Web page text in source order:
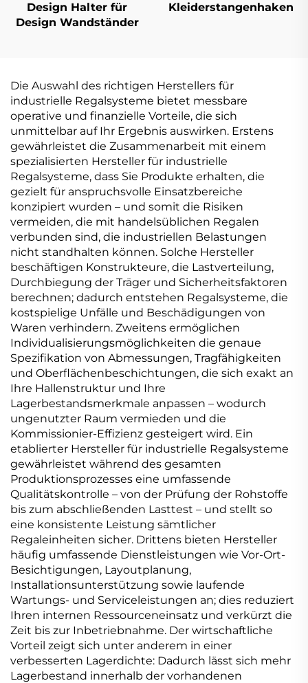
Design Halter für
Design Wandständer
Kleiderstangenhaken
Die Auswahl des richtigen Herstellers für
industrielle Regalsysteme bietet messbare
operative und finanzielle Vorteile, die sich
unmittelbar auf Ihr Ergebnis auswirken. Erstens
gewährleistet die Zusammenarbeit mit einem
spezialisierten Hersteller für industrielle
Regalsysteme, dass Sie Produkte erhalten, die
gezielt für anspruchsvolle Einsatzbereiche
konzipiert wurden – und somit die Risiken
vermeiden, die mit handelsüblichen Regalen
verbunden sind, die industriellen Belastungen
nicht standhalten können. Solche Hersteller
beschäftigen Konstrukteure, die Lastverteilung,
Durchbiegung der Träger und Sicherheitsfaktoren
berechnen; dadurch entstehen Regalsysteme, die
kostspielige Unfälle und Beschädigungen von
Waren verhindern. Zweitens ermöglichen
Individualisierungsmöglichkeiten die genaue
Spezifikation von Abmessungen, Tragfähigkeiten
und Oberflächenbeschichtungen, die sich exakt an
Ihre Hallenstruktur und Ihre
Lagerbestandsmerkmale anpassen – wodurch
ungenutzter Raum vermieden und die
Kommissionier-Effizienz gesteigert wird. Ein
etablierter Hersteller für industrielle Regalsysteme
gewährleistet während des gesamten
Produktionsprozesses eine umfassende
Qualitätskontrolle – von der Prüfung der Rohstoffe
bis zum abschließenden Lasttest – und stellt so
eine konsistente Leistung sämtlicher
Regaleinheiten sicher. Drittens bieten Hersteller
häufig umfassende Dienstleistungen wie Vor-Ort-
Besichtigungen, Layoutplanung,
Installationsunterstützung sowie laufende
Wartungs- und Serviceleistungen an; dies reduziert
Ihren internen Ressourceneinsatz und verkürzt die
Zeit bis zur Inbetriebnahme. Der wirtschaftliche
Vorteil zeigt sich unter anderem in einer
verbesserten Lagerdichte: Dadurch lässt sich mehr
Lagerbestand innerhalb der vorhandenen